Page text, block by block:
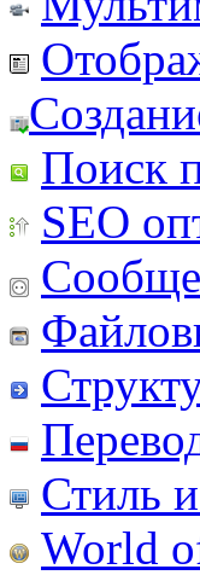
Поиск
SEO
Стиль
World